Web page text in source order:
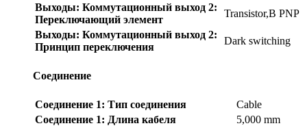
Выходы: Коммутационный выход 2:
Переключающий элемент
Transistor,В PNP
Выходы: Коммутационный выход 2:
Принцип переключения
Dark switching
Соединение
Соединение 1: Тип соединения
Cable
Соединение 1: Длина кабеля
5,000 mm